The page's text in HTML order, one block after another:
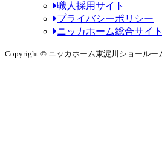
職人採用サイト
プライバシーポリシー
ニッカホーム総合サイト
Copyright © ニッカホーム東淀川ショールー